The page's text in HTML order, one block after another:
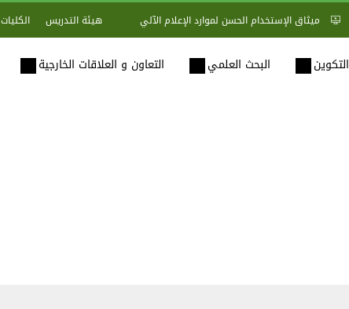
ميثاق الإستخدام الحسن لموارد الإعلام الآلي هيئة التدريس الكليات
التكوين البحث العلمي التعاون و العلاقات الخارجية